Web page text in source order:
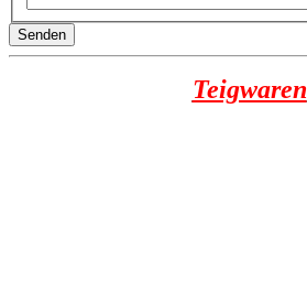
Senden
Teigwaren